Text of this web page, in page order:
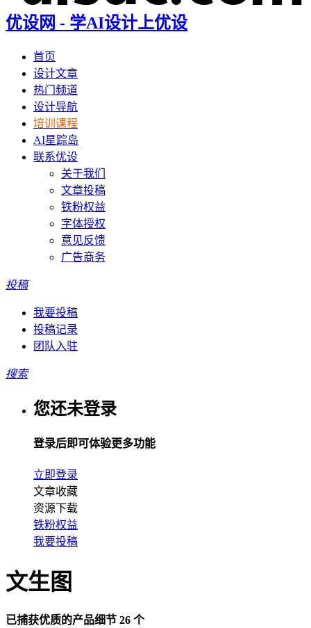
优设网 - 学AI设计上优设
首页
设计文章
热门频道
设计导航
培训课程
AI星踪岛
联系优设
关于我们
文章投稿
铁粉权益
字体授权
意见反馈
广告商务
投稿
我要投稿
投稿记录
团队入驻
搜索
您还未登录
登录后即可体验更多功能
立即登录
文章收藏
资源下载
铁粉权益
我要投稿
文生图
已捕获优质的产品细节 26 个